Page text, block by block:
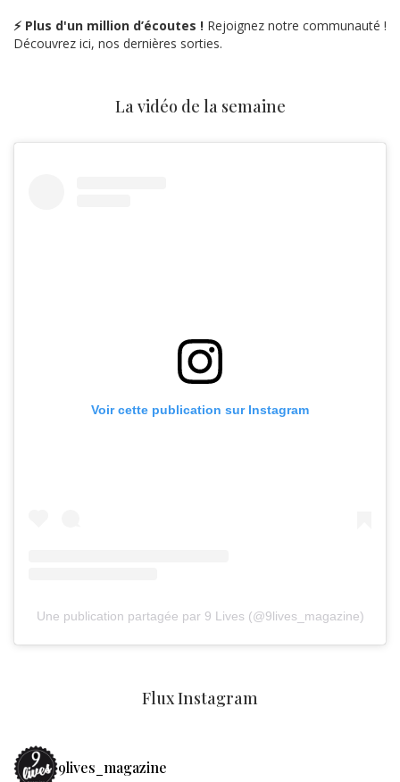
⚡ Plus d'un million d’écoutes ! Rejoignez notre communauté !
Découvrez ici, nos dernières sorties.
La vidéo de la semaine
Voir cette publication sur Instagram
Une publication partagée par 9 Lives (@9lives_magazine)
Flux Instagram
9lives_magazine